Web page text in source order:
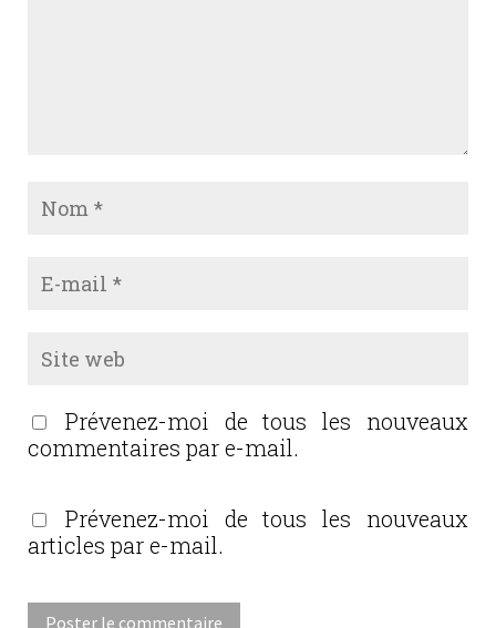
Prévenez-moi de tous les nouveaux
commentaires par e-mail.
Prévenez-moi de tous les nouveaux
articles par e-mail.